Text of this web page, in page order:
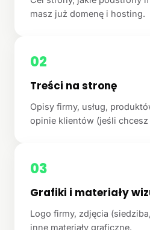
masz już domenę i hosting.
02
Treści na stronę
Opisy firmy, usług,
opinie klientów (jeśli chcesz
03
Grafiki i materiały
Logo firmy, zdjęcia
inne materiały graficzne.